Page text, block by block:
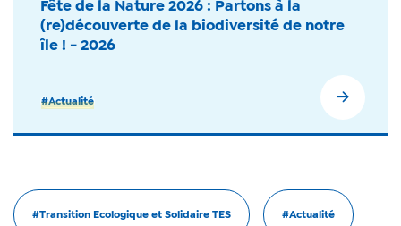
Fête de la Nature 2026 : Partons à la
(re)découverte de la biodiversité de notre
île ! - 2026
#Actualité
#Transition Ecologique et Solidaire TES #Actualité